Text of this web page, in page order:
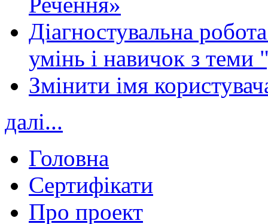
Діагностувальна
умінь і навичок з теми
Змінити імя
далі...
Головна
Сертифікати
Про проект